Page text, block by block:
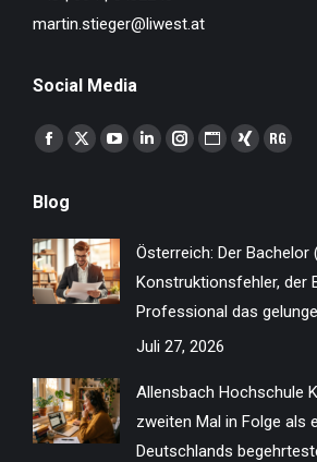
martin.stieger@liwest.at
Social Media
Finden Sie uns auf:
Facebook
opens
in
new
window
X
in
new
window
YouTube
in
new
window
Linkedin
new
window
Instagram
new
window
Website
new
window
XING
new
window
new
Blog
Österreich: Der Bachelor
Konstruktionsfehler, der
Professional das
Juli 27, 2026
Allensbach Hochschule
zweiten Mal in Folge als
Deutschlands